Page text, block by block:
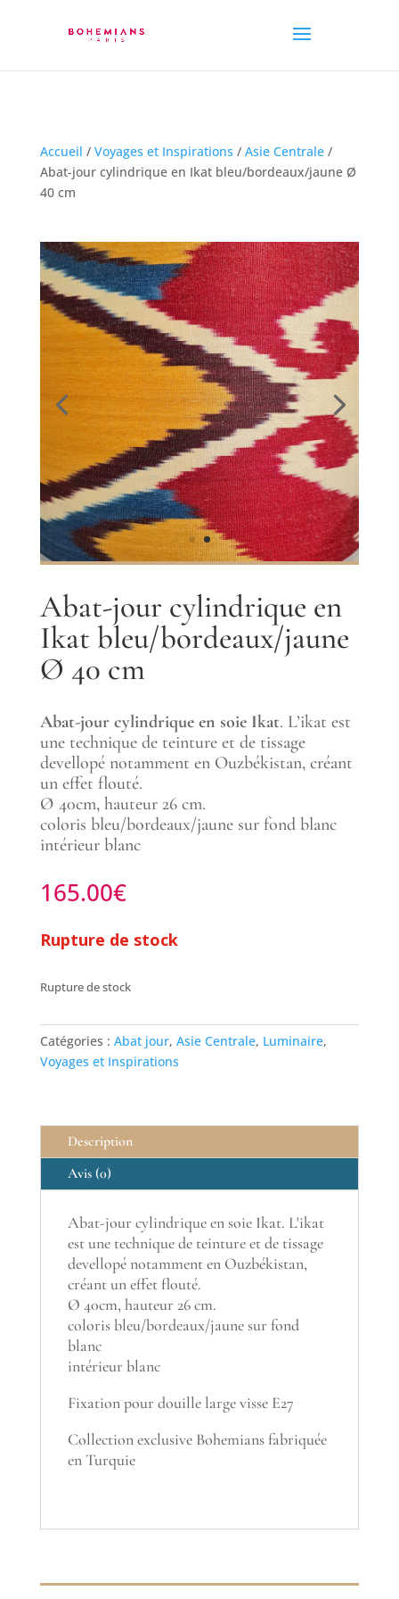
Accueil / Voyages et Inspirations / Asie Centrale/
Abat-jour cylindrique en Ikat bleu/bordeaux/jaune Ø
40 cm
Abat-jour cylindrique en
Ikat bleu/bordeaux/jaune
Ø 40 cm
Abat-jour cylindrique en soie Ikat. L’ikat est
une technique de teinture et de tissage
devellopé notamment en Ouzbékistan, créant
un effet flouté.
Ø 40cm, hauteur 26 cm.
coloris bleu/bordeaux/jaune sur fond blanc
intérieur blanc
165.00€
Rupture de stock
Rupture de stock
Catégories : Abat jour, Asie Centrale, Luminaire,
Voyages et Inspirations
Description
Avis (0)
Abat-jour cylindrique en soie Ikat. L'ikat
est une technique de teinture et de tissage
devellopé notamment en Ouzbékistan,
créant un effet flouté.
Ø 40cm, hauteur 26 cm.
coloris bleu/bordeaux/jaune sur fond
blanc
intérieur blanc
Fixation pour douille large visse E27
Collection exclusive Bohemians fabriquée
en Turquie